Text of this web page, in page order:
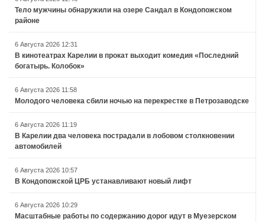
Тело мужчины обнаружили на озере Сандал в Кондопожском
районе
6 Августа 2026 12:31
В кинотеатрах Карелии в прокат выходит комедия «Последний
богатырь. Колобок»
6 Августа 2026 11:58
Молодого человека сбили ночью на перекрестке в Петрозаводске
6 Августа 2026 11:19
В Карелии два человека пострадали в лобовом столкновении
автомобилей
6 Августа 2026 10:57
В Кондопожской ЦРБ устанавливают новый лифт
6 Августа 2026 10:29
Масштабные работы по содержанию дорог идут в Муезерском